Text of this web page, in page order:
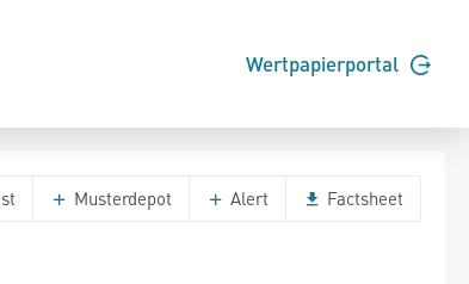
Wertpapierportal
Musterdepot Alert Factsheet